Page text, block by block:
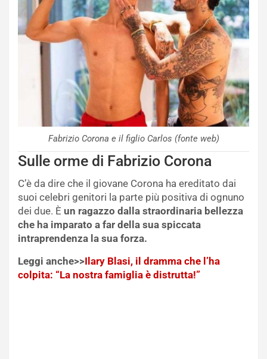
Fabrizio Corona e il figlio Carlos (fonte web)
Sulle orme di Fabrizio Corona
C’è da dire che il giovane Corona ha ereditato dai
suoi celebri genitori la parte più positiva di ognuno
dei due. È un ragazzo dalla straordinaria bellezza
che ha imparato a far della sua spiccata
intraprendenza la sua forza.
Leggi anche>>Ilary Blasi, il dramma che l’ha
colpita: “La nostra famiglia è distrutta!”